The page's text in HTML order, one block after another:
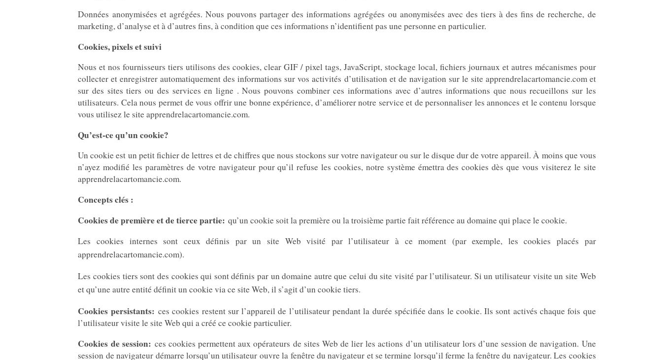
Données anonymisées et agrégées. Nous pouvons partager des informations agrégées ou anonymisées avec des tiers à des fins de recherche, de
marketing, d’analyse et à d’autres fins, à condition que ces informations n’identifient pas une personne en particulier.
Cookies, pixels et suivi
Nous et nos fournisseurs tiers utilisons des cookies, clear GIF / pixel tags, JavaScript, stockage local, fichiers journaux et autres mécanismes pour
collecter et enregistrer automatiquement des informations sur vos activités d’utilisation et de navigation sur le site apprendrelacartomancie.com et
sur des sites tiers ou des services en ligne . Nous pouvons combiner ces informations avec d’autres informations que nous recueillons sur les
utilisateurs. Cela nous permet de vous offrir une bonne expérience, d’améliorer notre service et de personnaliser les annonces et le contenu lorsque
vous utilisez le site apprendrelacartomancie.com.
Qu’est-ce qu’un cookie?
Un cookie est un petit fichier de lettres et de chiffres que nous stockons sur votre navigateur ou sur le disque dur de votre appareil. À moins que vous
n’ayez modifié les paramètres de votre navigateur pour qu’il refuse les cookies, notre système émettra des cookies dès que vous visiterez le site
apprendrelacartomancie.com.
Concepts clés :
Cookies de première et de tierce partie: qu’un cookie soit la première ou la troisième partie fait référence au domaine qui place le cookie.
Les cookies internes sont ceux définis par un site Web visité par l’utilisateur à ce moment (par exemple, les cookies placés par
apprendrelacartomancie.com).
Les cookies tiers sont des cookies qui sont définis par un domaine autre que celui du site visité par l’utilisateur. Si un utilisateur visite un site Web
et qu’une autre entité définit un cookie via ce site Web, il s’agit d’un cookie tiers.
Cookies persistants: ces cookies restent sur l’appareil de l’utilisateur pendant la durée spécifiée dans le cookie. Ils sont activés chaque fois que
l’utilisateur visite le site Web qui a créé ce cookie particulier.
Cookies de session: ces cookies permettent aux opérateurs de sites Web de lier les actions d’un utilisateur lors d’une session de navigation. Une
session de navigateur démarre lorsqu’un utilisateur ouvre la fenêtre du navigateur et se termine lorsqu’il ferme la fenêtre du navigateur. Les cookies